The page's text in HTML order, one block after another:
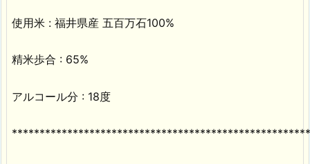
使用米 : 福井県産 五百万石100%
精米歩合 : 65%
アルコール分 : 18度